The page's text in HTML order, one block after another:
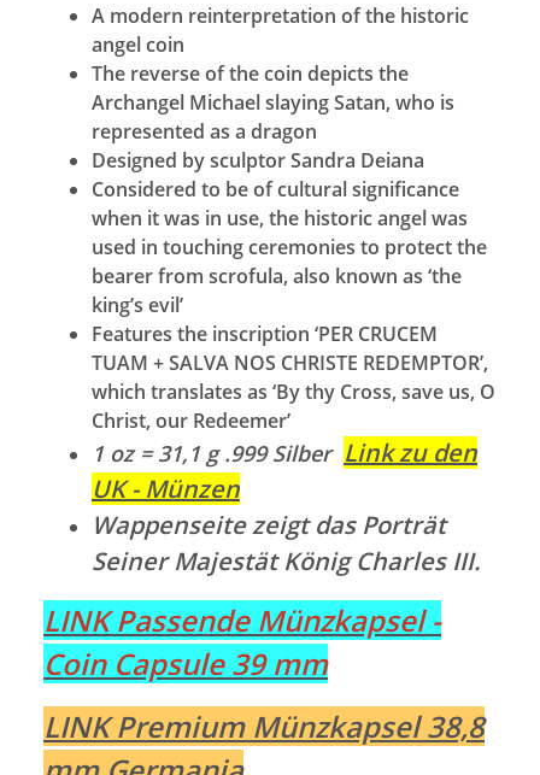
A modern reinterpretation of the historic
angel coin
The reverse of the coin depicts the
Archangel Michael slaying Satan, who is
represented as a dragon
Designed by sculptor Sandra Deiana
Considered to be of cultural significance
when it was in use, the historic angel was
used in touching ceremonies to protect the
bearer from scrofula, also known as ‘the
king’s evil’
Features the inscription ‘PER CRUCEM
TUAM + SALVA NOS CHRISTE REDEMPTOR’,
which translates as ‘By thy Cross, save us, O
Christ, our Redeemer’
1 oz = 31,1 g .999 Silber Link zu den
UK - Münzen
Wappenseite zeigt das Porträt
Seiner Majestät König Charles III.
LINK Passende Münzkapsel -
Coin Capsule 39 mm
LINK Premium Münzkapsel 38,8